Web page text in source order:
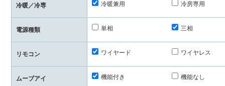
冷暖／冷専 冷暖兼用 冷房専用
電源種類 単相 三相
リモコン ワイヤード ワイヤレス
ムーブアイ 機能付き 機能なし